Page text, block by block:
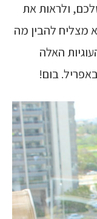
ולראות את
מצליח להבין מה
האלה
בום!